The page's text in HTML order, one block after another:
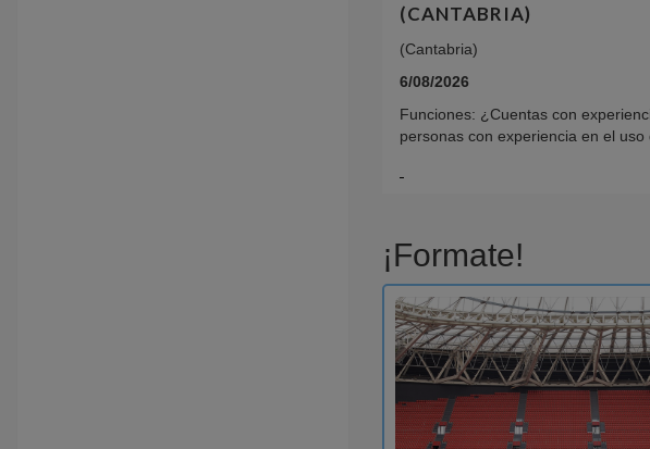
(CANTABRIA)
(Cantabria)
6/08/2026
Funciones: ¿Cuentas con
personas con experiencia en el
¡Formate!